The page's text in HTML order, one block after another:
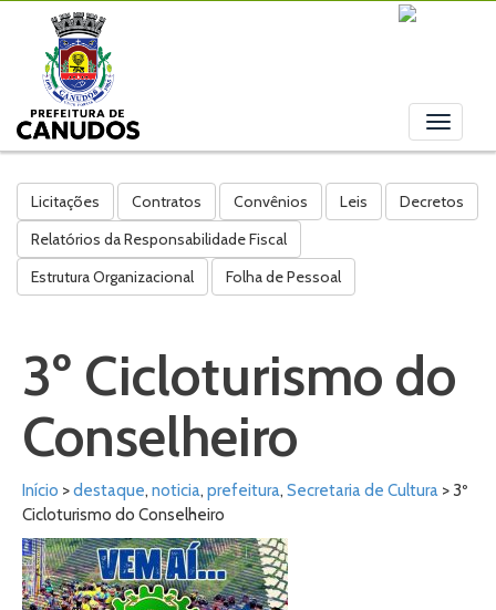
Toggle
Licitações Contratos Convênios Leis
Decretos
Relatórios da Responsabilidade Fiscal
Estrutura Organizacional
Folha de Pessoal
3º Cicloturismo do
Conselheiro
Início >destaque, noticia, prefeitura, Secretaria de Cultura > 3º
Cicloturismo do Conselheiro